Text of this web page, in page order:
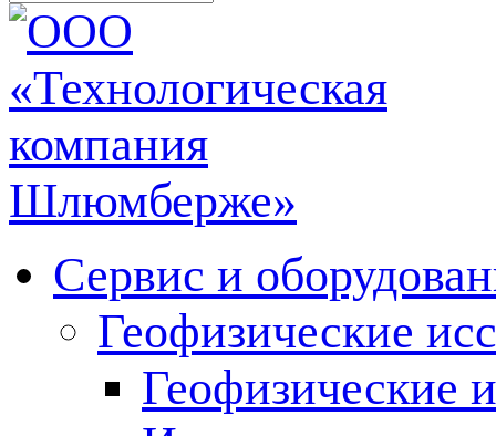
Сервис и
Геофизические
Геофизические